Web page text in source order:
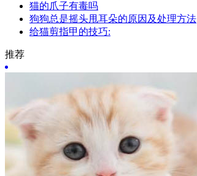
猫的爪子有毒吗
狗狗总是摇头甩耳朵的原因及处理方法
给猫剪指甲的技巧:
推荐